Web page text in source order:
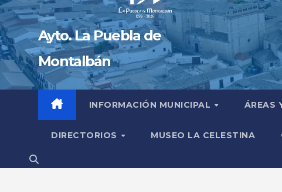
Ayto. La Puebla de
Montalbán
INFORMACIÓN MUNICIPAL ÁREAS
DIRECTORIOS MUSEO LA CELESTINA